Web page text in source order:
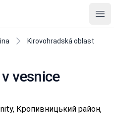
Kirovohradská oblast
vesnice
Кропивницький район,